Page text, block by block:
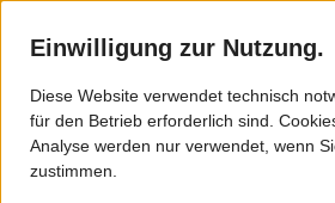
ZVSN - VSN
Gebiet
Bund und Land
Einwilligung zur Nutzung.
Diese Website verwendet technisch
für den Betrieb erforderlich sind.
Analyse werden nur verwendet, wenn
zustimmen.